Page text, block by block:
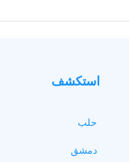
استكشف
حلب
دمشق